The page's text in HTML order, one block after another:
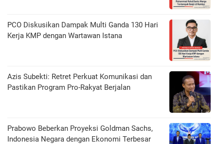
PCO Diskusikan Dampak Multi Ganda 130 Hari
Kerja KMP dengan Wartawan Istana
Azis Subekti: Retret Perkuat Komunikasi dan
Pastikan Program Pro-Rakyat Berjalan
Prabowo Beberkan Proyeksi Goldman Sachs,
Indonesia Negara dengan Ekonomi Terbesar